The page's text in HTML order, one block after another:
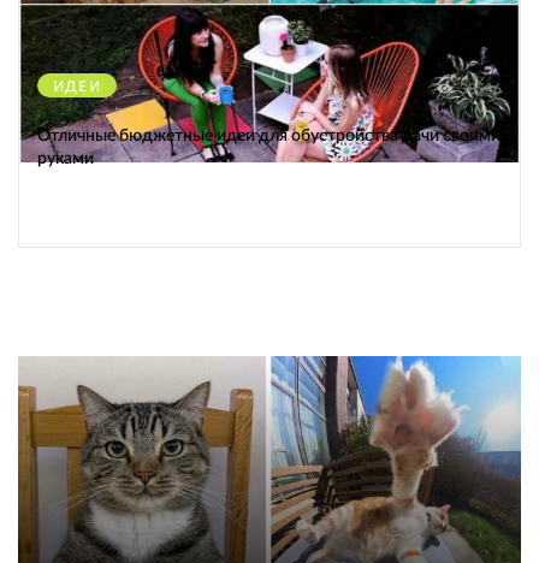
ИДЕИ 38546
Отличные бюджетные идеи для обустройства дачи своими
руками